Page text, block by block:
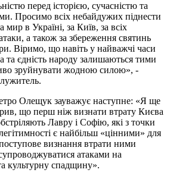
перед історією, сучасністю та
Просимо всіх небайдужих піднести
в Україні, за Київ, за всіх
а також за збереження святинь
Віримо, що навіть у найважчі часи
та єдність народу залишаються тими
зруйнувати жодною силою», -
Олещук зауважує наступне: «Я ще
що перш ніж визнати втрату Києва
Лавру і Софію, які з точки
легітимності є найбільш «цінними» для
визнання втрати ними
атаками на
культурну спадщину».